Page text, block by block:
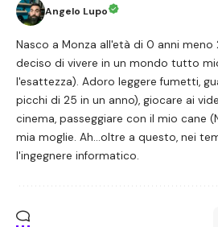
Angelo Lupo
Nasco a Monza all'età di 0 anni meno
deciso di vivere in un mondo tutto
l'esattezza). Adoro leggere fumetti,
picchi di 25 in un anno), giocare ai
cinema, passeggiare con il mio cane
mia moglie. Ah...oltre a questo, nei
l'ingegnere informatico.